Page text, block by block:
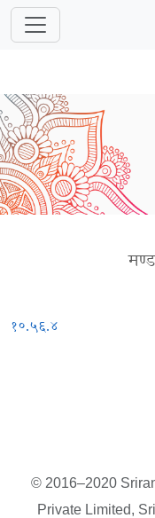
१०.५६.४
© 2016–2020
Private Limited,